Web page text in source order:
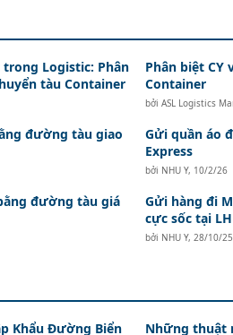
Logistic: Phân
tàu Container
Phân biệt CY
Container
bởi ASL Logistics
đường tàu giao
Gửi quần áo
Express
bởi NHU Y, 10/2/26
đường tàu giá
Gửi hàng đi
cực sốc tại
bởi NHU Y, 28/10/25
Khẩu Đường Biển
Những thuật